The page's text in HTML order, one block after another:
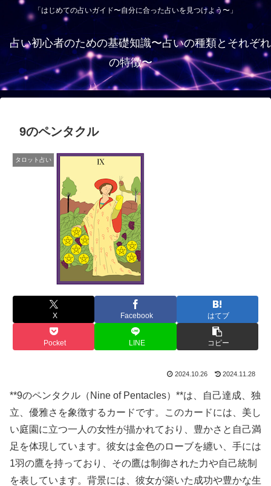
「はじめての占いガイド〜自分に合った占いを見つけよう〜」
占い初心者のための基礎知識〜占いの種類とそれぞれ
の特徴〜
9のペンタクル
タロット占い
X Facebook はてブ
Pocket LINE コピー
2024.10.26 2024.11.28
**9のペンタクル（Nine of Pentacles）**は、自己達成、独
立、優雅さを象徴するカードです。このカードには、美し
い庭園に立つ一人の女性が描かれており、豊かさと自己満
足を体現しています。彼女は金色のローブを纏い、手には
1羽の鷹を持っており、その鷹は制御された力や自己統制
を表しています。背景には、彼女が築いた成功や豊かな生